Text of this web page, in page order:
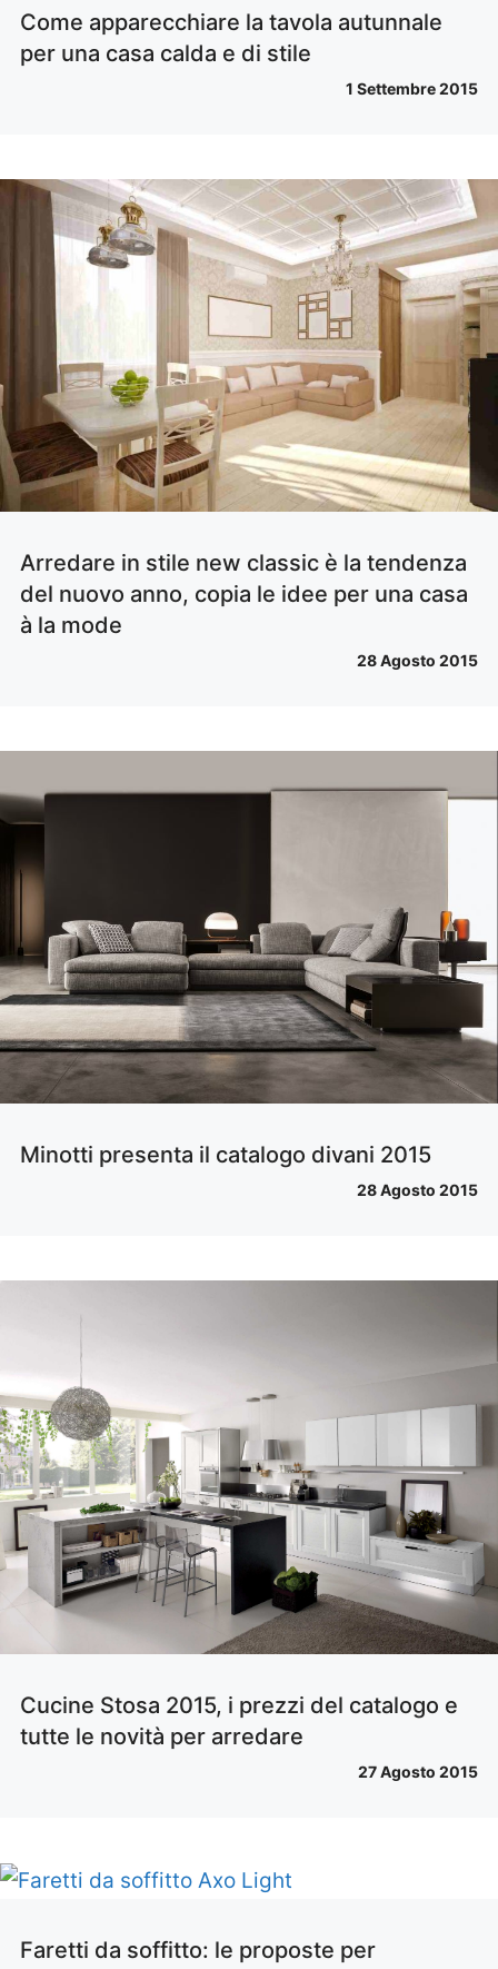
Come apparecchiare la tavola autunnale
per una casa calda e di stile
1 Settembre 2015
Arredare in stile new classic è la tendenza
del nuovo anno, copia le idee per una casa
à la mode
28 Agosto 2015
Minotti presenta il catalogo divani 2015
28 Agosto 2015
Cucine Stosa 2015, i prezzi del catalogo e
tutte le novità per arredare
27 Agosto 2015
Faretti da soffitto: le proposte per